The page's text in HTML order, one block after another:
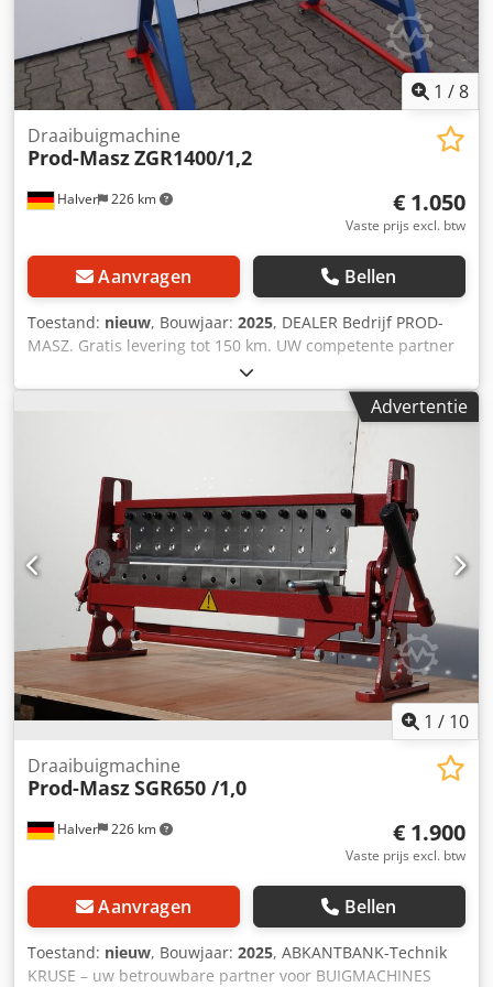
Machinekoppeling: ?machinenummer=1008-9355182
1 /8
Halver 226 km
Draaibuigmachine
Prod-MaszZGR1400/1,2
€ 1.050
Vaste prijs excl. btw
Aanvragen Bellen
Toestand: nieuw, Bouwjaar: 2025, DEALER Bedrijf PROD-
MASZ. Gratis levering tot 150 km. UW competente partner
als het om Klapbanken gaat Buigbank ZGR1400/1.2 van
Prod - Masz om ter plaatse uit te proberen en direct mee
te nemen. Technische instructies krijgt u ter plaatse.
Technische gegevens: -Werkbreedte 1400mm -Plaatdikte
tot 1,2 mm - Non-ferro metalen 30% meer plaatdikte -
Buighoek tot 145° -Buigbalk: 15 mm Djdpfxoqy I Epe Afgskr
-Doorgang: 80 mm -graden schaal -Stop voor vooraf
ingestelde buighoeken -Plank voor dienbladen -
Diepteaanslag voorzijde -Gewicht ca. 125 kg Andere
afmetingen (1000,1440,2140,2640,3140,3640,4140mm) op
aanvraag Accessoires - rolschaar (tot 1,2 mm) 350EUR
Verzending binnen Duitsland 180EUR Alle prijzen zijn
exclusief 19% BTW. Zelf ophalen is mogelijk Certificaat CE
Garantie: 12 maanden. Zelf verzamelen
Advertentie
1 / 10
Halver 226 km
Draaibuigmachine
Prod-MaszSGR650 /1,0
€ 1.900
Vaste prijs excl. btw
Aanvragen Bellen
Toestand: nieuw, Bouwjaar: 2025, ABKANTBANK-Technik
KRUSE – uw betrouwbare partner voor BUIGMACHINES